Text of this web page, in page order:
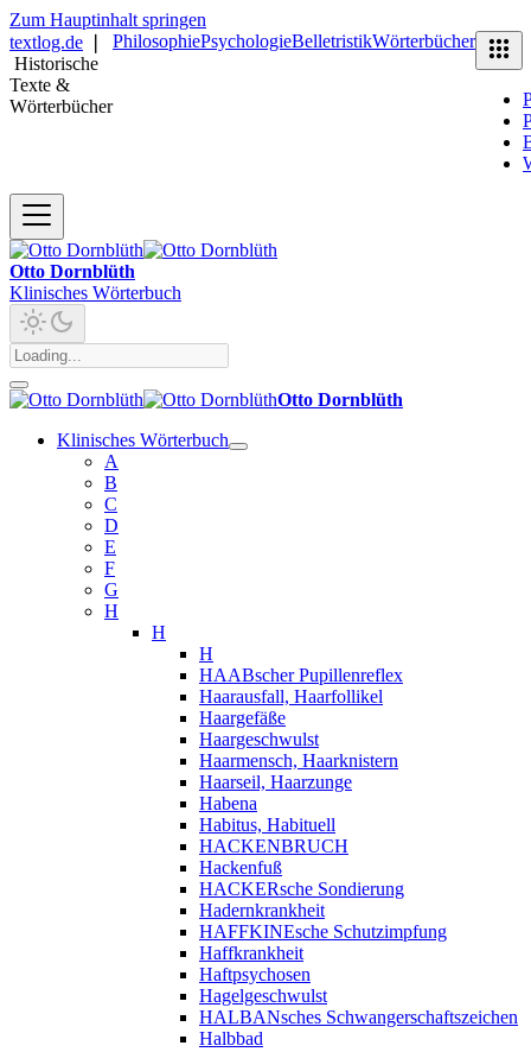
Zum Hauptinhalt springen
textlog.de
Historische
Texte &
Wörterbücher
PhilosophiePsychologieBelletristikWörterbücher
Otto Dornblüth
Klinisches Wörterbuch
Otto Dornblüth
Klinisches Wörterbuch
A
B
C
D
E
F
G
H
H
H
HAABscher Pupillenreflex
Haarausfall, Haarfollikel
Haargefäße
Haargeschwulst
Haarmensch, Haarknistern
Haarseil, Haarzunge
Habena
Habitus, Habituell
HACKENBRUCH
Hackenfuß
HACKERsche Sondierung
Hadernkrankheit
HAFFKINEsche Schutzimpfung
Haffkrankheit
Haftpsychosen
Hagelgeschwulst
HALBANsches Schwangerschaftszeichen
Halbbad